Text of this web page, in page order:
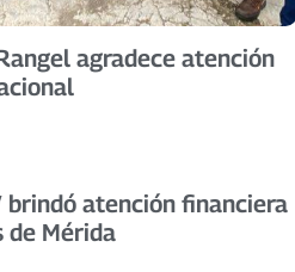
agradece atención
brindó atención financiera
de Mérida